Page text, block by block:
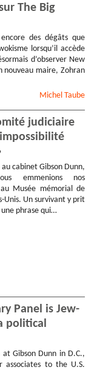
The Big
des dégâts que
lorsqu’il accède
d’observer New
nouveau maire, Zohran
Michel Taube
judiciaire
au cabinet Gibson Dunn,
emmenions nos
Musée mémorial de
Unis. Un survivant y prit
phrase qui…
Panel is Jew-
political
Gibson Dunn in D.C.,
associates to the U.S.